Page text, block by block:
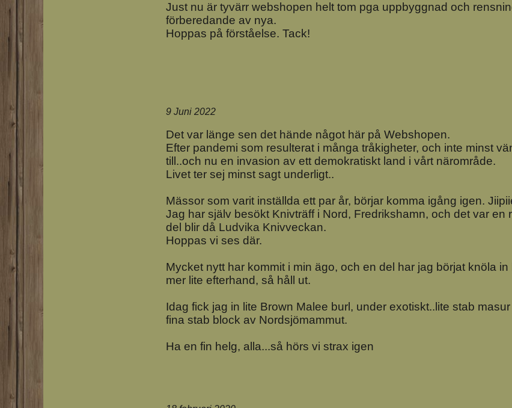
Just nu är tyvärr webshopen helt tom pga uppbyggnad och
förberedande av nya.
Hoppas på förståelse. Tack!
9 Juni 2022
Det var länge sen det hände något här på Webshopen.
Efter pandemi som resulterat i många tråkigheter, och inte minst
till..och nu en invasion av ett demokratiskt land i vårt närområde.
Livet ter sej minst sagt underligt..
Mässor som varit inställda ett par år, börjar komma igång igen.
Jag har själv besökt Knivträff i Nord, Fredrikshamn, och det var en
del blir då Ludvika Knivveckan.
Hoppas vi ses där.
Mycket nytt har kommit i min ägo, och en del har jag börjat knöla
mer lite efterhand, så håll ut.
Idag fick jag in lite Brown Malee burl, under exotiskt..lite stab
fina stab block av Nordsjömammut.
Ha en fin helg, alla...så hörs vi strax igen